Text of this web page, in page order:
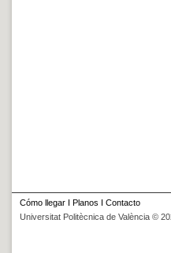
Cómo llegar I Planos I Contacto
Universitat Politècnica de València ©